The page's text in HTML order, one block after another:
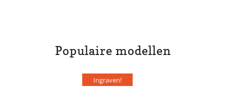
Populaire modellen
Ingraven!